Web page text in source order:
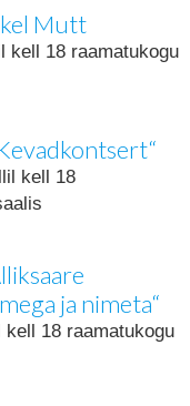
Mutt
kell 18 raamatukogu
kell 18
ja nimeta“
18 raamatukogu